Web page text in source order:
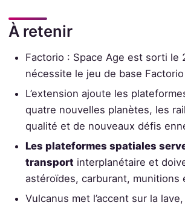
À retenir
Factorio : Space Age est sorti le
nécessite le jeu de base
L’extension ajoute les
quatre nouvelles planètes, les
qualité et de nouveaux défis
Les plateformes spatiales
transport interplanétaire et
astéroïdes, carburant, munitions
Vulcanus met l’accent sur la